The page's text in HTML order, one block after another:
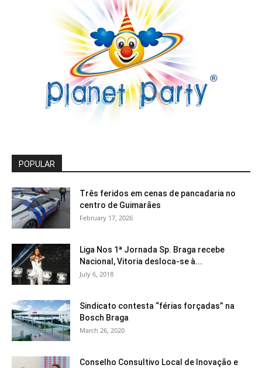
POPULAR
Três feridos em cenas de pancadaria no
centro de Guimarães
February 17, 2026
Liga Nos 1ª Jornada Sp. Braga recebe
Nacional, Vitoria desloca-se à...
July 6, 2018
Sindicato contesta “férias forçadas” na
Bosch Braga
March 26, 2020
Conselho Consultivo Local de Inovação e